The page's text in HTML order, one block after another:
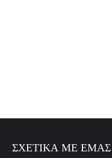
ΣΧΕΤΙΚΆ ΜΕ ΕΜΆΣ